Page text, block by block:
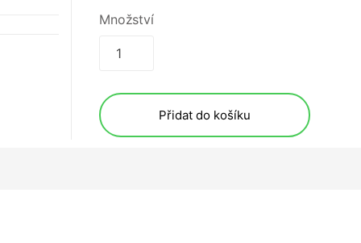
Množství
Přidat do košíku